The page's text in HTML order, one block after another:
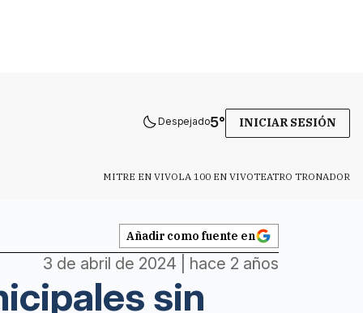
Despejado5° INICIAR SESIÓN
MITRE EN VIVOLA 100 EN VIVOTEATRO TRONADOR
Añadir como fuente en
3 de abril de 2024 | hace 2 años
sin